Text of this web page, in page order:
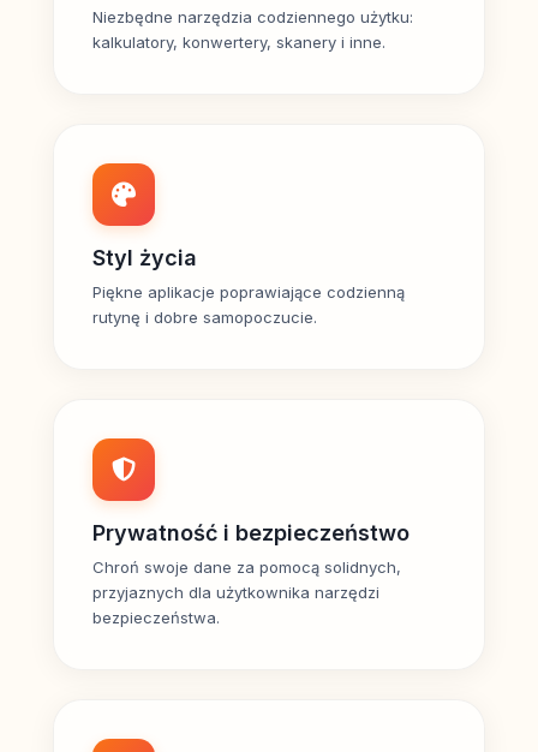
Niezbędne narzędzia codziennego użytku:
kalkulatory, konwertery, skanery i inne.
Styl życia
Piękne aplikacje poprawiające codzienną
rutynę i dobre samopoczucie.
Prywatność i bezpieczeństwo
Chroń swoje dane za pomocą solidnych,
przyjaznych dla użytkownika narzędzi
bezpieczeństwa.